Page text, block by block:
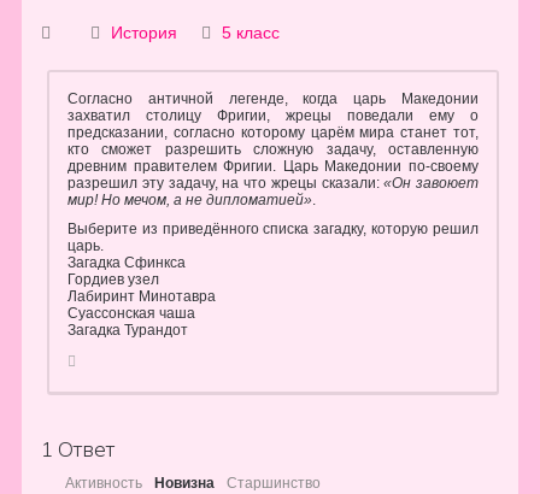
История 5 класс
Согласно античной легенде, когда царь Македонии
захватил столицу Фригии, жрецы поведали ему о
предсказании, согласно которому царём мира станет тот,
кто сможет разрешить сложную задачу, оставленную
древним правителем Фригии. Царь Македонии по-своему
разрешил эту задачу, на что жрецы сказали:«Он завоюет
мир! Но мечом, а не дипломатией».
Выберите из приведённого списка загадку, которую решил
царь.
Загадка Сфинкса
Гордиев узел
Лабиринт Минотавра
Суассонская чаша
Загадка Турандот
1 Ответ
Активность Новизна Старшинство